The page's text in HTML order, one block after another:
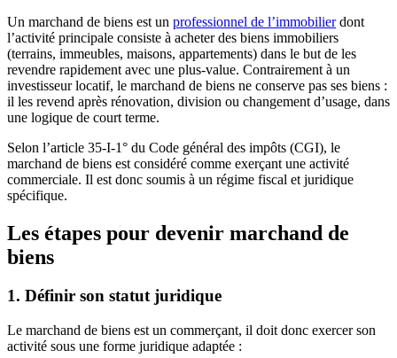
Un marchand de biens est un professionnel de l’immobilierdont
l’activité principale consiste à acheter des biens immobiliers
(terrains, immeubles, maisons, appartements) dans le but de les
revendre rapidement avec une plus-value. Contrairement à un
investisseur locatif, le marchand de biens ne conserve pas ses biens :
il les revend après rénovation, division ou changement d’usage, dans
une logique de court terme.
Selon l’article 35-I-1° du Code général des impôts (CGI), le
marchand de biens est considéré comme exerçant une activité
commerciale. Il est donc soumis à un régime fiscal et juridique
spécifique.
Les étapes pour devenir marchand de
biens
1. Définir son statut juridique
Le marchand de biens est un commerçant, il doit donc exercer son
activité sous une forme juridique adaptée :